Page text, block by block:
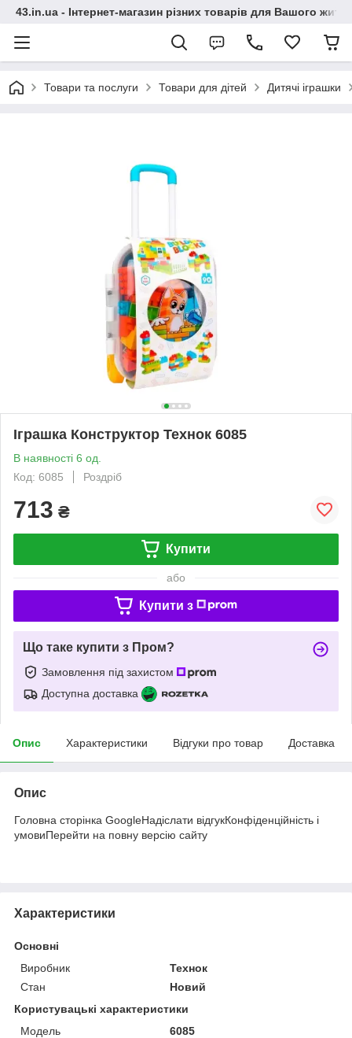
43.in.ua - Інтернет-магазин різних товарів для Вашого
Товари та послуги Товари для дітей Дитячі іграшки
Іграшка Конструктор Технок 6085
В наявності 6 од.
Код: 6085
Роздріб
713 ₴
Купити
або
Купити з
Що таке купити з Пром?
Замовлення під захистом
Доступна доставка
Опис Характеристики Відгуки про товар Доставка
Опис
Головна сторінка GoogleНадіслати відгукКонфіденційність і
умовиПерейти на повну версію сайту
Характеристики
Основні
Виробник
Технок
Стан
Новий
Користувацькі характеристики
Мoдель
6085